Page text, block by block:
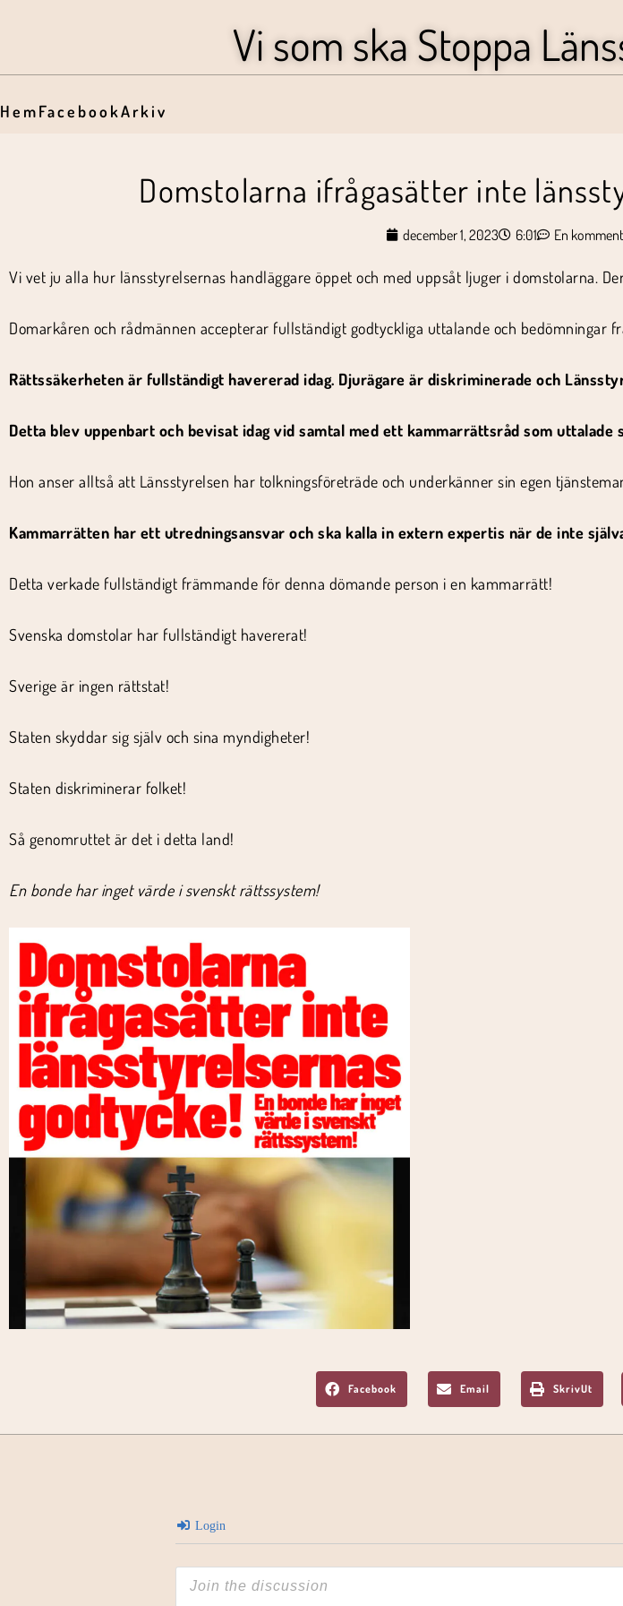
Vi som ska Stoppa
HemFacebookArkiv
Domstolarna ifrågasätter inte
december 1, 2023 6:01 En
Vi vet ju alla hur länsstyrelsernas handläggare öppet och med uppsåt ljuger i domstolarna.
Domarkåren och rådmännen accepterar fullständigt godtyckliga uttalande och bedömningar
Rättssäkerheten är fullständigt havererad idag. Djurägare är diskriminerade och
Detta blev uppenbart och bevisat idag vid samtal med ett kammarrättsråd som uttalade
Hon anser alltså att Länsstyrelsen har tolkningsföreträde och underkänner sin egen
Kammarrätten har ett utredningsansvar och ska kalla in extern expertis när de inte
Detta verkade fullständigt främmande för denna dömande person i en kammarrätt!
Svenska domstolar har fullständigt havererat!
Sverige är ingen rättstat!
Staten skyddar sig själv och sina myndigheter!
Staten diskriminerar folket!
Så genomruttet är det i detta land!
En bonde har inget värde i svenskt rättssystem!
Facebook Email SkrivUt
Login